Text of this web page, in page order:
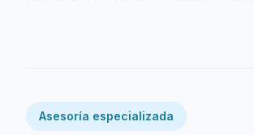
Asesoría especializada